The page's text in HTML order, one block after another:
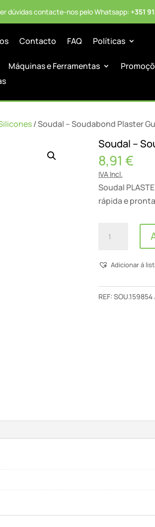
dúvidas contacte-nos pelo Whatsapp: +351
Contacto FAQ Políticas
Máquinas e Ferramentas
/ Soudal – Soudabond Plaster
Soudal –
8,91 €
IVA Incl.
Soudal
rápida e
Quantidade
-
Plaster
Adicionar á
REF: SOU.159854